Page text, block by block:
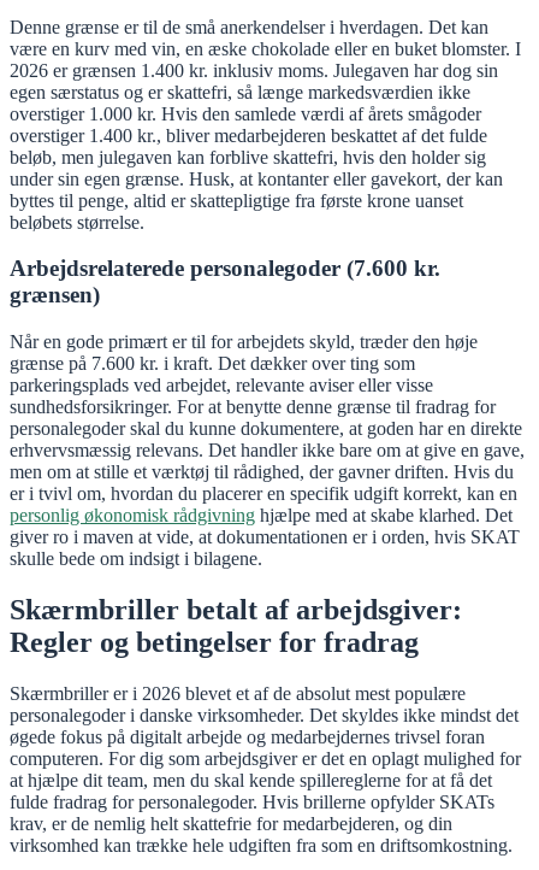
Denne grænse er til de små anerkendelser i hverdagen. Det kan
være en kurv med vin, en æske chokolade eller en buket blomster. I
2026 er grænsen 1.400 kr. inklusiv moms. Julegaven har dog sin
egen særstatus og er skattefri, så længe markedsværdien ikke
overstiger 1.000 kr. Hvis den samlede værdi af årets smågoder
overstiger 1.400 kr., bliver medarbejderen beskattet af det fulde
beløb, men julegaven kan forblive skattefri, hvis den holder sig
under sin egen grænse. Husk, at kontanter eller gavekort, der kan
byttes til penge, altid er skattepligtige fra første krone uanset
beløbets størrelse.
Arbejdsrelaterede personalegoder (7.600 kr.
grænsen)
Når en gode primært er til for arbejdets skyld, træder den høje
grænse på 7.600 kr. i kraft. Det dækker over ting som
parkeringsplads ved arbejdet, relevante aviser eller visse
sundhedsforsikringer. For at benytte denne grænse til fradrag for
personalegoder skal du kunne dokumentere, at goden har en direkte
erhvervsmæssig relevans. Det handler ikke bare om at give en gave,
men om at stille et værktøj til rådighed, der gavner driften. Hvis du
er i tvivl om, hvordan du placerer en specifik udgift korrekt, kan en
personlig økonomisk rådgivning hjælpe med at skabe klarhed. Det
giver ro i maven at vide, at dokumentationen er i orden, hvis SKAT
skulle bede om indsigt i bilagene.
Skærmbriller betalt af arbejdsgiver:
Regler og betingelser for fradrag
Skærmbriller er i 2026 blevet et af de absolut mest populære
personalegoder i danske virksomheder. Det skyldes ikke mindst det
øgede fokus på digitalt arbejde og medarbejdernes trivsel foran
computeren. For dig som arbejdsgiver er det en oplagt mulighed for
at hjælpe dit team, men du skal kende spillereglerne for at få det
fulde fradrag for personalegoder. Hvis brillerne opfylder SKATs
krav, er de nemlig helt skattefrie for medarbejderen, og din
virksomhed kan trække hele udgiften fra som en driftsomkostning.